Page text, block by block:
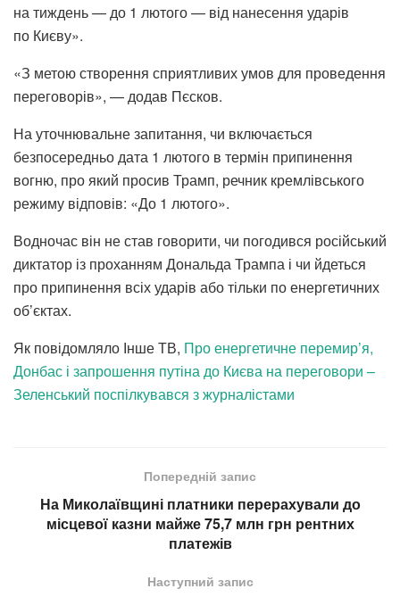
на тиждень — до 1 лютого — від нанесення ударів
по Києву».
«З метою створення сприятливих умов для проведення
переговорів», — додав Пєсков.
На уточнювальне запитання, чи включається
безпосередньо дата 1 лютого в термін припинення
вогню, про який просив Трамп, речник кремлівського
режиму відповів: «До 1 лютого».
Водночас він не став говорити, чи погодився російський
диктатор із проханням Дональда Трампа і чи йдеться
про припинення всіх ударів або тільки по енергетичних
об’єктах.
Як повідомляло Інше ТВ, Про енергетичне перемир’я,
Донбас і запрошення путіна до Києва на переговори –
Зеленський поспілкувався з журналістами
Попередній запис
На Миколаївщині платники перерахували до
місцевої казни майже 75,7 млн грн рентних
платежів
Наступний запис